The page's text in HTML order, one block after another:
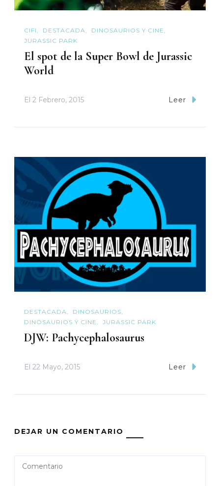
CIFI DESTACADA
DINOSAURIOS Y CINE
JURASSIC PARK
El spot de la Super Bowl de Jurassic
World
El 2 Febrero, 2015 Leer
DESTACADA
DINOSAURIOS
DINOSAURIOS Y CINE
JURASSIC PARK
DJW: Pachycephalosaurus
El 22 Mayo, 2015 Leer
DEJAR UN COMENTARIO